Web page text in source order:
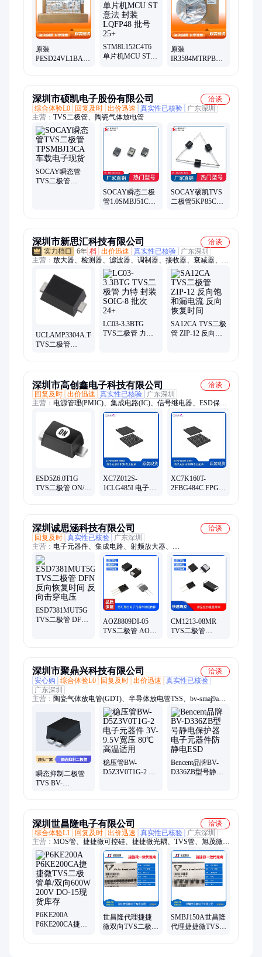
科芯、阿尔特拉、存储芯片、以太网控制芯片、射频芯片、恩智
浦、ST意法、中微爱芯、转换芯片、芯科、三星存储
原装
PESD24VL1BA
STM8L152C4T6
单片机MCU ST意
原装
IR3584MTRPBF
深圳市硕凯电子股份有限公司
洽谈
综合体验L0
回复及时 出价迅速 真实性已核验
广东深圳
主营： TVS二极管、陶瓷气体放电管
SOCAY瞬态管
TVS二极管
SOCAY瞬态二极
管1.0SMBJ51CA
SOCAY硕凯TVS
二极管5KP85CA
深圳市新思汇科技有限公司
洽谈
6年 档 出价迅速 真实性已核验
广东深圳
主营： 放大器、检测器、滤波器、调制器、接收器、衰减器、解
调器、变压器、合成器、收发器、偏置器、振荡器、rfid天线、
终端负载、隔直流器、微波射频、集成电路、同轴开关、接入监
控ic、频率综合器、便携式仪器、mcl电子开关、压控均衡器、射
频适配器、定向耦合器
UCLAMP3304A.TCT
TVS二极管
LC03-3.3BTG
TVS二极管 力特
SA12CA TVS二极
管 ZIP-12 反向饱
深圳市高创鑫电子科技有限公司
洽谈
回复及时 出价迅速 真实性已核验
广东深圳
主营： 电源管理(PMIC)、集成电路(IC)、信号继电器、ESD保护
二极管/T、模数转换器(ADC)、数模转换器(DAC)、功率继电
器、DC-DC 转换器、AC-DC 转换器、模块、胶带粘合剂、高压
连接器、汽车继电器、电源管理 IC、变压器、工业接近传感器
ESD5Z6.0T1G
TVS二极管 ON/安
XC7Z012S-
1CLG485I 电子元
XC7K160T-
2FBG484C FPGA
深圳诚思涵科技有限公司
洽谈
回复及时 真实性已核验
广东深圳
主营： 电子元器件、集成电路、射频放大器、
ESD7381MUT5G、微控制器、场效应管、电源管理芯片、运算
放大器、数模转换器、TI、ADI、连接器
ESD7381MUT5G
TVS二极管 DFN
AOZ8809DI-05
TVS二极管 AOS/
CM1213-08MR
TVS二极管
深圳市聚鼎兴科技有限公司
洽谈
安心购
综合体验L0 回复及时 出价迅速
真实性已核验
广东深圳
主营： 陶瓷气体放电管(GDT)、半导体放电管TSS、bv-smaj9a、
TVS管、b3d230l-c、ESD静电保护管、BS3500N-C、bv-smcj9a、
自恢复保险丝、BS0300N-2C、b3d090m-c、bv-smcj6a、
BS4200N-2C、B3Q090、BS0060N-2C、B3D090M-C、bv-
smdj6a、bs2300n-f、b3d420l-c、bv-smdj5a、BS0640N-2C、
瞬态抑制二极管
TVS BV-
稳压管BW-
D5Z3V0T1G-2 电
Bencent品牌BV-
D336ZB型号静电
深圳世昌隆电子有限公司
洽谈
综合体验L1
回复及时 出价迅速 真实性已核验
广东深圳
主营： MOS管、捷捷微可控硅、捷捷微光耦、TVS管、旭茂微二
极管、虹扬整流桥、日本Nitsuko电容、台湾AID电容、
FUZETEC富致保险丝、STE松田电容、Alfa-MOS闸能、HY虹
扬、UTC友顺、芯茂微芯片、丽隽高压MOS管、海矽美SiC
MOS、商甲MOS管、吉莱可控硅
P6KE200A
P6KE200CA捷捷
世昌隆代理捷捷
微双向TVS二极管
SMBJ150A世昌隆
代理捷捷微TVS二